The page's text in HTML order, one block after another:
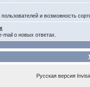
и возможность
о новых ответах.
Русская версия